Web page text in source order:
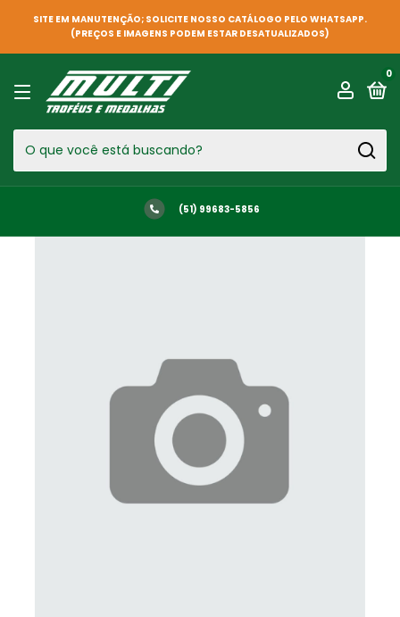
SITE EM MANUTENÇÃO; SOLICITE NOSSO CATÁLOGO PELO WHATSAPP.
(PREÇOS E IMAGENS PODEM ESTAR DESATUALIZADOS)
0
(51) 99683-5856